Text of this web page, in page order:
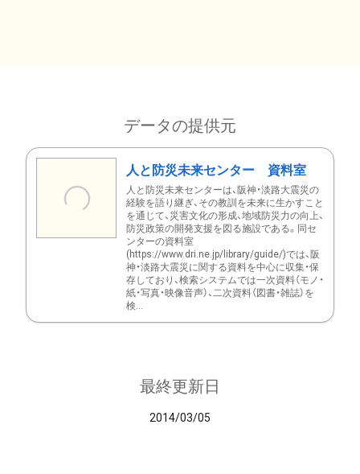
データの提供元
人と防災未来センター 資料室
人と防災未来センターは、阪神・淡路大震災の
経験を語り継ぎ、その教訓を未来に生かすこと
を通じて、災害文化の形成、地域防災力の向上、
防災政策の開発支援を図る施設である。同セ
ンターの資料室
(https://www.dri.ne.jp/library/guide/)では、阪
神・淡路大震災に関する資料を中心に収集・保
存しており、検索システムでは一次資料（モノ・
紙・写真・映像音声）、二次資料（図書・雑誌）を
検...
最終更新日
2014/03/05